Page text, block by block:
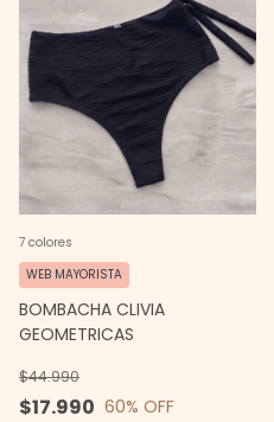
BOMBACHA CLIVIA
GEOMETRICAS
$17.990
$44.990
60% OFF
WEB MAYORISTA
7 colores